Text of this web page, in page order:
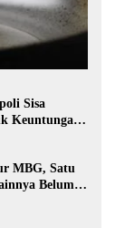
Sisa
Keuntungan
MBG, Satu
Belum